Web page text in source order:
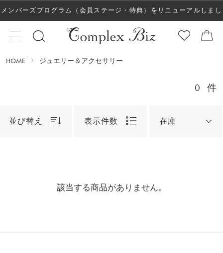
メンバーズプログラム（会員ステージ・特典）をリニューアルしまし
た！
HOME ジュエリー＆アクセサリー
0 件
並び替え 表示件数 在庫
該当する商品がありません。